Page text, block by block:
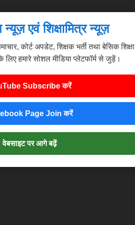
न्यूज़ एवं शिक्षामित्र न्यूज़
कोर्ट अपडेट, शिक्षक भर्ती तथा बेसिक शिक्षा
लिए हमारे सोशल मीडिया प्लेटफॉर्म से जुड़ें।
Subscribe करें
Page Join करें
वेबसाइट पर आगे बढ़ें